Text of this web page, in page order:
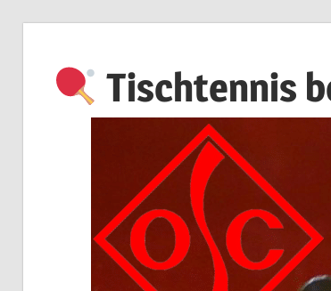
springen
Tischtennis